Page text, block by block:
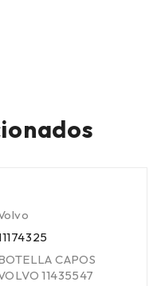
CAPOS
11435547